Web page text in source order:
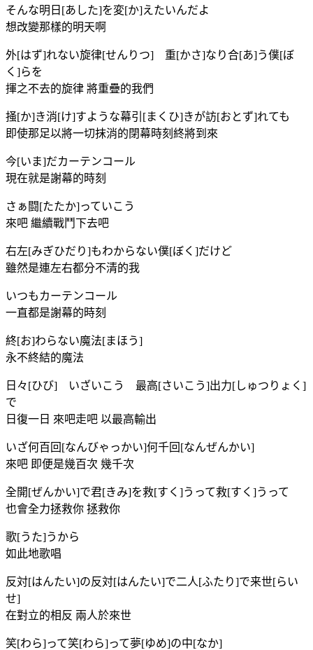
そんな明日[あした]を変[か]えたいんだよ
想改變那樣的明天啊
外[はず]れない旋律[せんりつ] 重[かさ]なり合[あ]う僕[ぼ
く]らを
揮之不去的旋律 將重疊的我們
掻[か]き消[け]すような幕引[まくひ]きが訪[おとず]れても
即使那足以將一切抹消的閉幕時刻終將到來
今[いま]だカーテンコール
現在就是謝幕的時刻
さぁ闘[たたか]っていこう
來吧 繼續戰鬥下去吧
右左[みぎひだり]もわからない僕[ぼく]だけど
雖然是連左右都分不清的我
いつもカーテンコール
一直都是謝幕的時刻
終[お]わらない魔法[まほう]
永不終結的魔法
日々[ひび] いざいこう 最高[さいこう]出力[しゅつりょく]
で
日復一日 來吧走吧 以最高輸出
いざ何百回[なんびゃっかい]何千回[なんぜんかい]
來吧 即便是幾百次 幾千次
全開[ぜんかい]で君[きみ]を救[すく]うって救[すく]うって
也會全力拯救你 拯救你
歌[うた]うから
如此地歌唱
反対[はんたい]の反対[はんたい]で二人[ふたり]で来世[らい
せ]
在對立的相反 兩人於來世
笑[わら]って笑[わら]って夢[ゆめ]の中[なか]